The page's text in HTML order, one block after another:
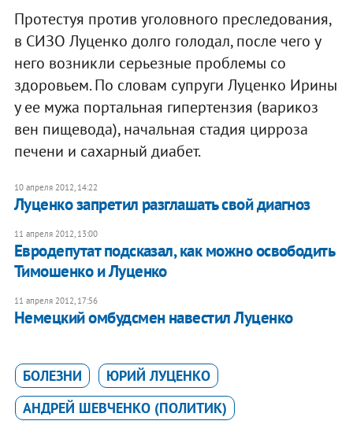
Протестуя против уголовного преследования,
в СИЗО Луценко долго голодал, после чего у
него возникли серьезные проблемы со
здоровьем. По словам супруги Луценко Ирины
у ее мужа портальная гипертензия (варикоз
вен пищевода), начальная стадия цирроза
печени и сахарный диабет.
10 апреля 2012, 14:22
​Луценко запретил разглашать свой диагноз
11 апреля 2012, 13:00
Евродепутат подсказал, как можно освободить
Тимошенко и Луценко
11 апреля 2012, 17:56
Немецкий омбудсмен навестил Луценко
БОЛЕЗНИ
ЮРИЙ ЛУЦЕНКО
АНДРЕЙ ШЕВЧЕНКО (ПОЛИТИК)